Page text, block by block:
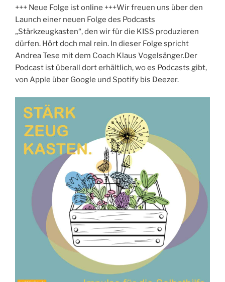
+++ Neue Folge ist online +++Wir freuen uns über den
Launch einer neuen Folge des Podcasts
„Stärkzeugkasten“, den wir für die KISS produzieren
dürfen. Hört doch mal rein. In dieser Folge spricht
Andrea Tese mit dem Coach Klaus Vogelsänger.Der
Podcast ist überall dort erhältlich, wo es Podcasts gibt,
von Apple über Google und Spotify bis Deezer.